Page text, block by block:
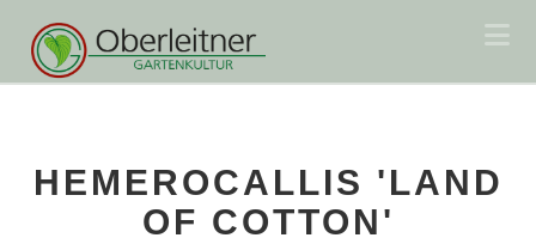
HEMEROCALLIS 'LAND
OF COTTON'